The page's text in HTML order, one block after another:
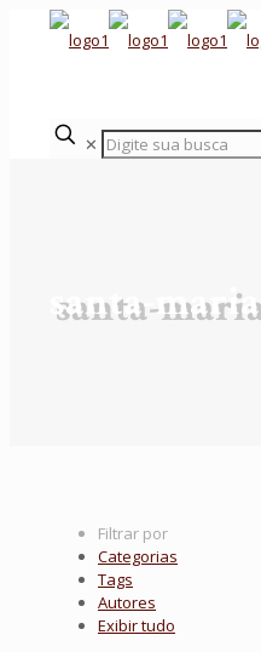
✕
santa-maria
Filtrar por
Categorias
Tags
Autores
Exibir tudo